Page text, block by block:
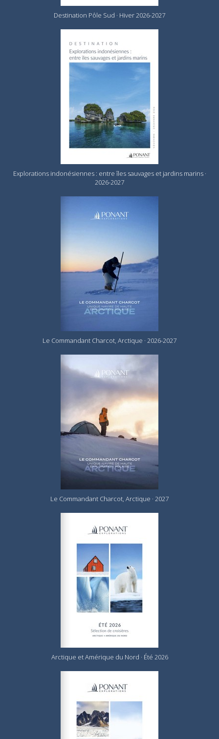
Destination Pôle Sud · Hiver 2026-2027
Explorations indonésiennes : entre îles sauvages et jardins marins ·
2026-2027
Le Commandant Charcot, Arctique · 2026-2027
Le Commandant Charcot, Arctique · 2027
Arctique et Amérique du Nord · Été 2026